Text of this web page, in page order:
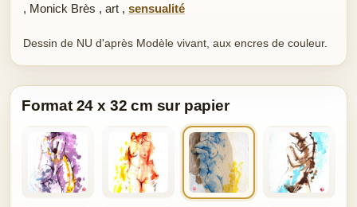
, Monick Brès , art , sensualité
Dessin de NU d'après Modèle vivant, aux encres de couleur.
Format 24 x 32 cm sur papier